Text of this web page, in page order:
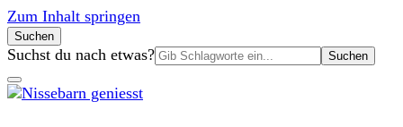
Zum Inhalt springen
Suchen
Suchen
nach:
Suchst du nach etwas?